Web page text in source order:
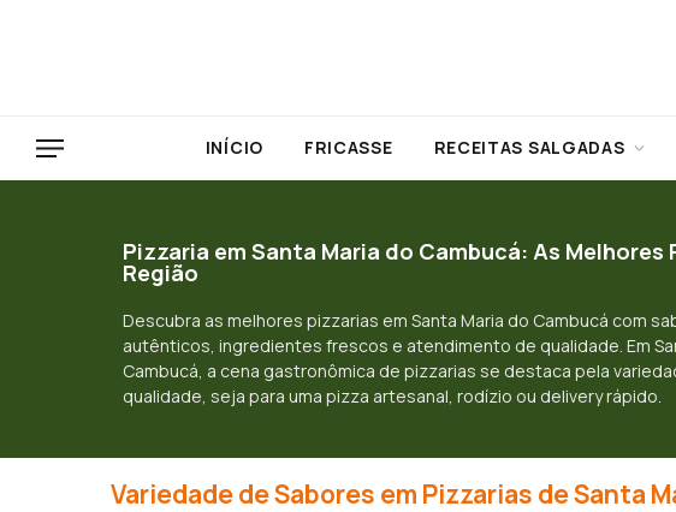
INÍCIO FRICASSE RECEITAS SALGADAS
Pizzaria em Santa Maria do Cambucá: As Melhores
Região
Descubra as melhores pizzarias em Santa Maria do Cambucá com
autênticos, ingredientes frescos e atendimento de qualidade. Em
Cambucá, a cena gastronômica de pizzarias se destaca pela
qualidade, seja para uma pizza artesanal, rodízio ou delivery rápido.
Variedade de Sabores em Pizzarias de Santa